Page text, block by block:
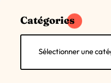
Catégories